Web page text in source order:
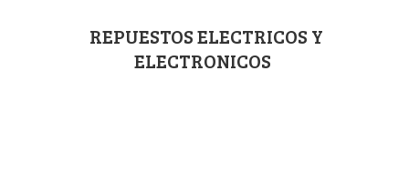
REPUESTOS ELECTRICOS Y
ELECTRONICOS